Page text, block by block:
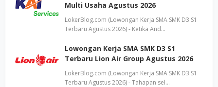
Multi Usaha Agustus 2026
LokerBlog.com (Lowongan Kerja SMA SMK D3 S1
Terbaru Agustus 2026) - Ketika And…
Lowongan Kerja SMA SMK D3 S1
Terbaru Lion Air Group Agustus 2026
LokerBlog.com (Lowongan Kerja SMA SMK D3 S1
Terbaru Agustus 2026) - Tahapan sel…